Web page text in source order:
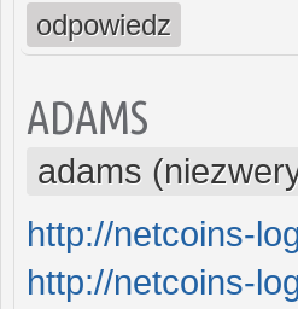
odpowiedz
ADAMS
adams
http://netcoins-
http://netcoins-